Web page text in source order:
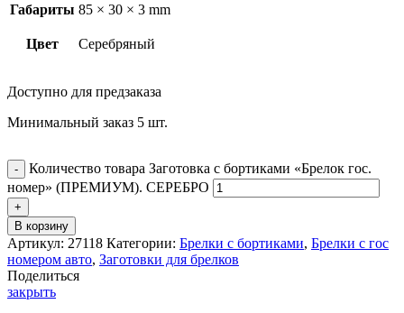
Габариты 85 × 30 × 3 mm
Цвет Серебряный
Доступно для предзаказа
Минимальный заказ 5 шт.
Количество товара Заготовка с бортиками «Брелок гос.
номер» (ПРЕМИУМ). СЕРЕБРО
В корзину
Артикул: 27118 Категории: Брелки с бортиками, Брелки с гос
номером авто, Заготовки для брелков
Поделиться
закрыть